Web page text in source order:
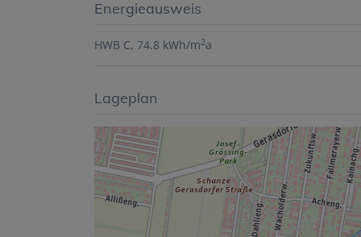
Energieausweis
HWB C, 74.8 kWh/m2a
Lageplan